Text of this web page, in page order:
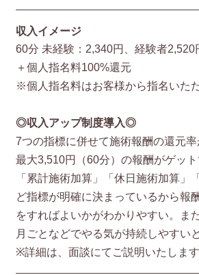
収入イメージ
60分 未経験：2,340円、経験者2,520
＋個人指名料100%還元
※個人指名料はお客様から指名いた
◎収入アップ制度導入◎
7つの指標に併せて施術報酬の還元率
最大3,510円（60分）の報酬がゲット
「累計施術加算」「休日施術加算」
ど指標が明確に決まっているから報
をすればよいかがわかりやすい。ま
月ごとなどでやる気が持続しやすい
※詳細は、面談にてご説明いたします